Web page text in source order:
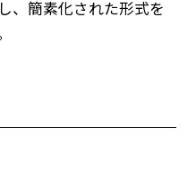
、簡素化された形式を